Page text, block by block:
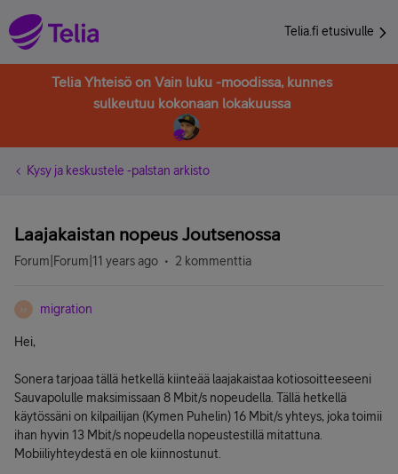
Telia.fi etusivulle
Telia Yhteisö on Vain luku -moodissa, kunnes
sulkeutuu kokonaan lokakuussa
Kysy ja keskustele -palstan arkisto
Laajakaistan nopeus Joutsenossa
Forum|Forum|11 years ago 2 kommenttia
M migration
Hei,
Sonera tarjoaa tällä hetkellä kiinteää laajakaistaa kotiosoitteeseeni
Sauvapolulle maksimissaan 8 Mbit/s nopeudella. Tällä hetkellä
käytössäni on kilpailijan (Kymen Puhelin) 16 Mbit/s yhteys, joka toimii
ihan hyvin 13 Mbit/s nopeudella nopeustestillä mitattuna.
Mobiiliyhteydestä en ole kiinnostunut.